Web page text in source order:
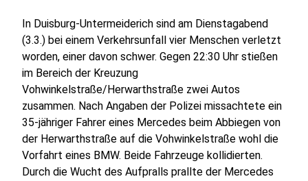
In Duisburg-Untermeiderich sind am Dienstagabend
(3.3.) bei einem Verkehrsunfall vier Menschen verletzt
worden, einer davon schwer. Gegen 22:30 Uhr stießen
im Bereich der Kreuzung
Vohwinkelstraße/Herwarthstraße zwei Autos
zusammen. Nach Angaben der Polizei missachtete ein
35-jähriger Fahrer eines Mercedes beim Abbiegen von
der Herwarthstraße auf die Vohwinkelstraße wohl die
Vorfahrt eines BMW. Beide Fahrzeuge kollidierten.
Durch die Wucht des Aufpralls prallte der Mercedes